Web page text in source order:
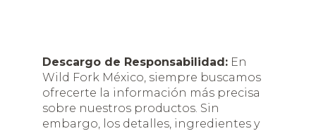
Descargo de Responsabilidad: En
Wild Fork México, siempre buscamos
ofrecerte la información más precisa
sobre nuestros productos. Sin
embargo, los detalles, ingredientes y